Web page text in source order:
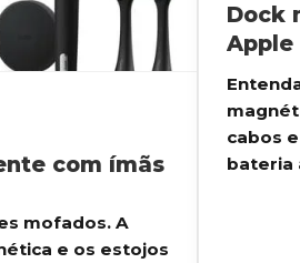
com ímãs
mofados. A
e os estojos
Dock
cabos
bateria